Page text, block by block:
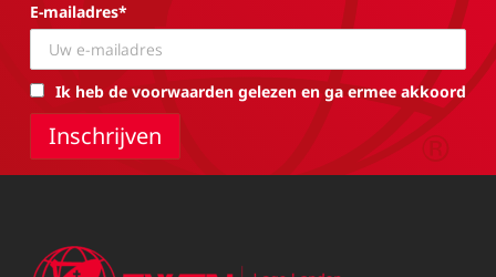
E-mailadres*
Ik heb de voorwaarden gelezen en ga ermee akkoord